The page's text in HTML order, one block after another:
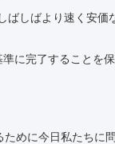
ばしばより速く安
に完了することを
めに今日私たちに